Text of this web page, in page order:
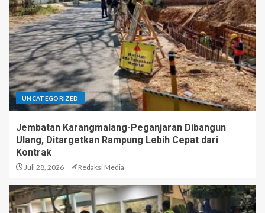
UNCATEGORIZED
Jembatan Karangmalang-Peganjaran Dibangun
Ulang, Ditargetkan Rampung Lebih Cepat dari
Kontrak
Juli 28, 2026 Redaksi Media